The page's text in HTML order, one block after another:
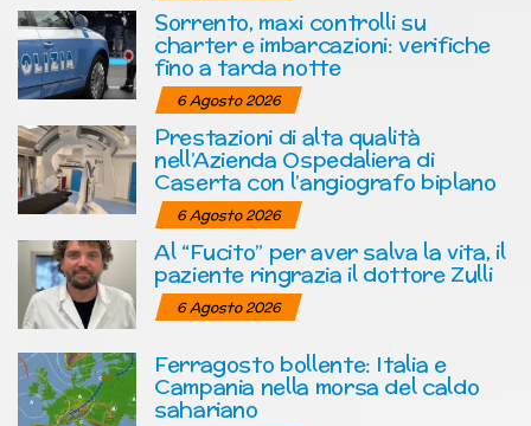
Sorrento, maxi controlli su
charter e imbarcazioni: verifiche
fino a tarda notte
6 Agosto 2026
Prestazioni di alta qualità
nell’Azienda Ospedaliera di
Caserta con l’angiografo biplano
6 Agosto 2026
Al “Fucito” per aver salva la vita, il
paziente ringrazia il dottore Zulli
6 Agosto 2026
Ferragosto bollente: Italia e
Campania nella morsa del caldo
sahariano